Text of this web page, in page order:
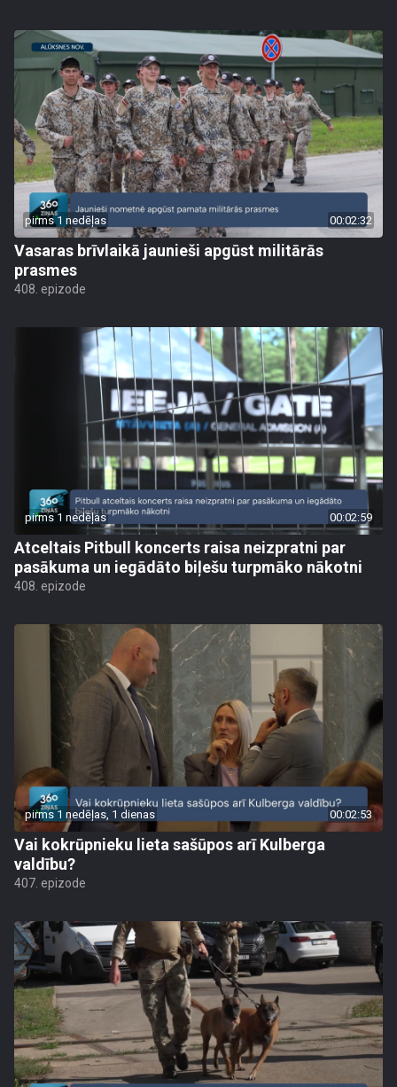
pirms 1 nedēļas 00:02:32
Vasaras brīvlaikā jaunieši apgūst militārās
prasmes
408. epizode
pirms 1 nedēļas 00:02:59
Atceltais Pitbull koncerts raisa neizpratni par
pasākuma un iegādāto biļešu turpmāko nākotni
408. epizode
pirms 1 nedēļas, 1 dienas 00:02:53
Vai kokrūpnieku lieta sašūpos arī Kulberga
valdību?
407. epizode